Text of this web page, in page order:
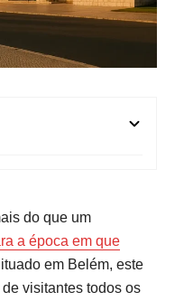
de Património
do que um
a época em que
em Belém, este
visitantes todos os